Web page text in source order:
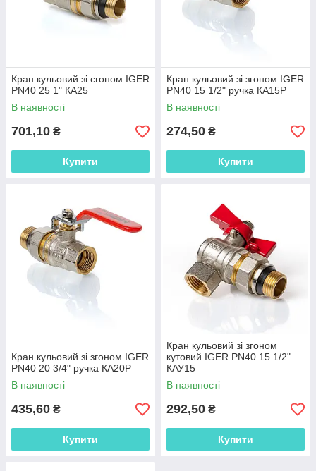
Кран кульовий зі сгоном IGER
PN40 25 1" КА25
В наявності
701,10 ₴
Купити
Кран кульовий зі згоном IGER
PN40 15 1/2" ручка КА15Р
В наявності
274,50 ₴
Купити
Кран кульовий зі згоном IGER
PN40 20 3/4" ручка КА20Р
В наявності
435,60 ₴
Купити
Кран кульовий зі згоном
кутовий IGER PN40 15 1/2"
КАУ15
В наявності
292,50 ₴
Купити